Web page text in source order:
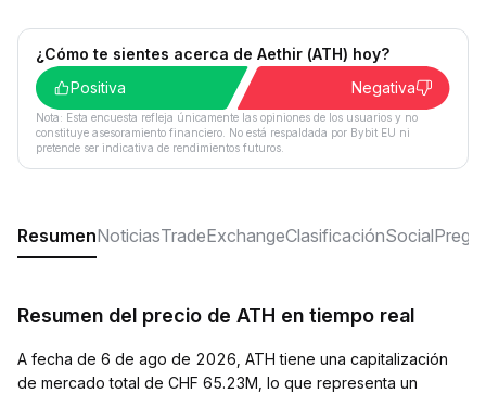
¿Cómo te sientes acerca de Aethir (ATH) hoy?
Positiva
Negativa
Nota: Esta encuesta refleja únicamente las opiniones de los usuarios y no
constituye asesoramiento financiero. No está respaldada por Bybit EU ni
pretende ser indicativa de rendimientos futuros.
ResumenNoticiasTradeExchangeClasificaciónSocial
Resumen del precio de ATH en tiempo real
A fecha de 6 de ago de 2026, ATH tiene una capitalización
de mercado total de CHF 65.23M, lo que representa un